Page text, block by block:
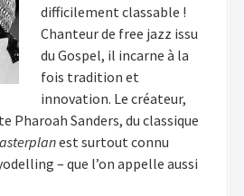
difficilement classable !
Chanteur de free jazz issu
du Gospel, il incarne à la
fois tradition et
innovation. Le créateur,
Pharoah Sanders, du classique
est surtout connu
– que l’on appelle aussi